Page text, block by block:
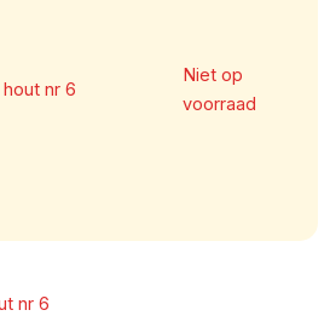
Niet op
voorraad
nr 6